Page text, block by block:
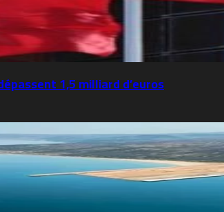
1,5 milliard d’euros